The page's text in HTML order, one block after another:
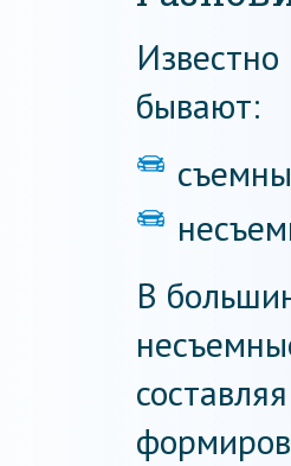
бывают:
В